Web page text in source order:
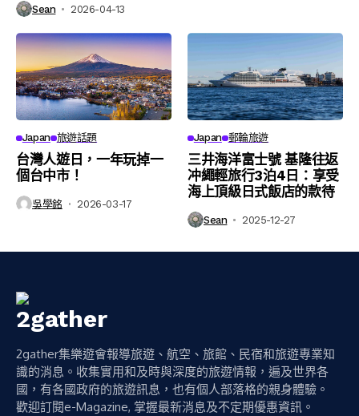
Sean 2026-04-13
Japan 旅遊話題
台灣人遊日，一年玩掉一
個台中市！
吳學銘 2026-03-17
Japan 郵輪旅遊
三井海洋富士號 基隆往返
冲繩輕旅行3泊4日：享受
海上頂級日式飯店的款待
Sean 2025-12-27
2gather集樂遊會報導旅遊、航空、旅館、民宿和旅遊專業知
識的消息。收集實用和及時與深度的旅遊情報，遍及世界各
國，有各國政府的旅遊訊息，也有個人部落格的親身體驗。
歡迎訂閱e-Magazine, 掌握最新消息及不定期優惠資訊。